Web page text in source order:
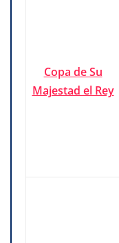
Copa de Su
Majestad el Rey